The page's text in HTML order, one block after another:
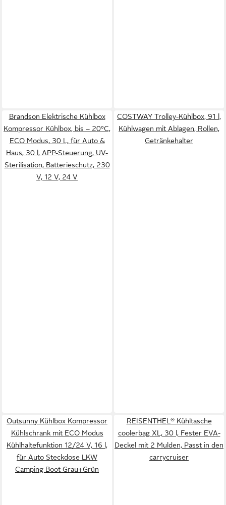
Brandson Elektrische Kühlbox
Kompressor Kühlbox, bis – 20°C,
ECO Modus, 30 L, für Auto &
Haus, 30 l, APP-Steuerung, UV-
Sterilisation, Batterieschutz, 230
V, 12 V, 24 V
COSTWAY Trolley-Kühlbox, 91 l,
Kühlwagen mit Ablagen, Rollen,
Getränkehalter
Outsunny Kühlbox Kompressor
Kühlschrank mit ECO Modus
Kühlhaltefunktion 12/24 V, 16 l,
für Auto Steckdose LKW
Camping Boot Grau+Grün
REISENTHEL® Kühltasche
coolerbag XL, 30 l, Fester EVA-
Deckel mit 2 Mulden, Passt in den
carrycruiser